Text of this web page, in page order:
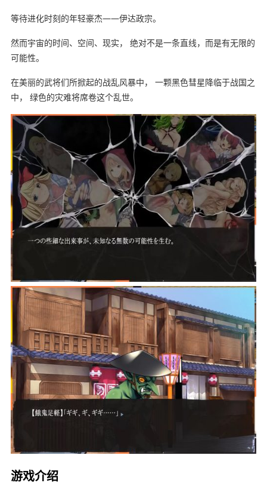
等待进化时刻的年轻豪杰——伊达政宗。
然而宇宙的时间、空间、现实， 绝对不是一条直线，而是有无限的
可能性。
在美丽的武将们所掀起的战乱风暴中， 一颗黑色彗星降临于战国之
中， 绿色的灾难将席卷这个乱世。
游戏介绍